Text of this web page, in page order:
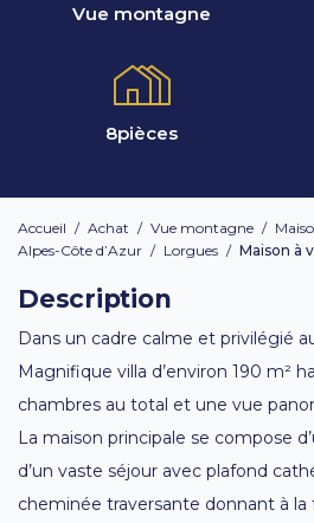
Vue montagne
8pièces
Accueil / Achat / Vue montagne /
Alpes-Côte d’Azur / Lorgues / Maison à
Description
Dans un cadre calme et privilégié
Magnifique villa d’environ 190 m²
chambres au total et une vue
La maison principale se compose
d’un vaste séjour avec plafond
cheminée traversante donnant à la